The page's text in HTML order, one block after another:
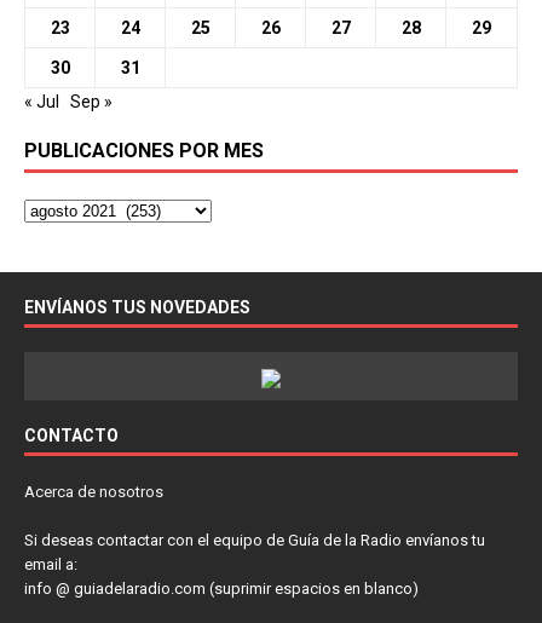
23 24 25 26 27 28 29
30
31
« Jul
Sep »
PUBLICACIONES POR MES
ENVÍANOS TUS NOVEDADES
CONTACTO
Acerca de nosotros
Si deseas contactar con el equipo de Guía de la Radio envíanos tu
email a:
info @ guiadelaradio.com (suprimir espacios en blanco)